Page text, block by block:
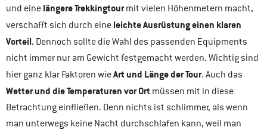
und eine längere Trekkingtourmit vielen Höhenmetern macht,
verschafft sich durch eine leichte Ausrüstung einen klaren
Vorteil. Dennoch sollte die Wahl des passenden Equipments
nicht immer nur am Gewicht festgemacht werden. Wichtig sind
hier ganz klar Faktoren wieArt und Länge der Tour. Auch das
Wetter und die Temperaturen vor Ort müssen mit in diese
Betrachtung einfließen. Denn nichts ist schlimmer, als wenn
man unterwegs keine Nacht durchschlafen kann, weil man